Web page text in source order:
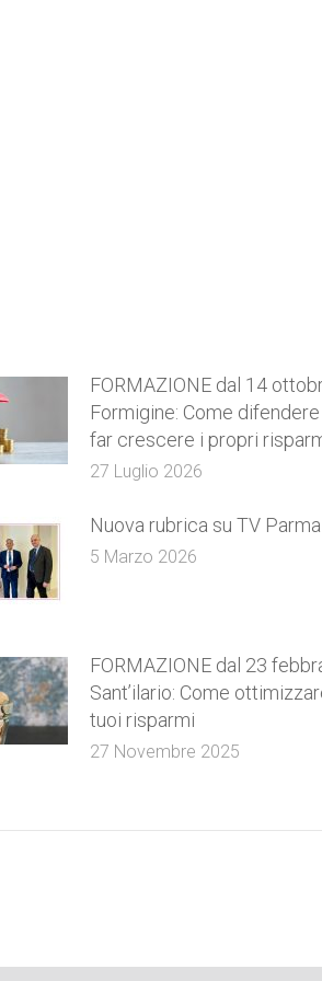
FORMAZIONE dal 14
Formigine: Come
far crescere i propri
27 Luglio 2026
Nuova rubrica su TV Parma
5 Marzo 2026
FORMAZIONE dal 23
Sant’ilario: Come
tuoi risparmi
27 Novembre 2025